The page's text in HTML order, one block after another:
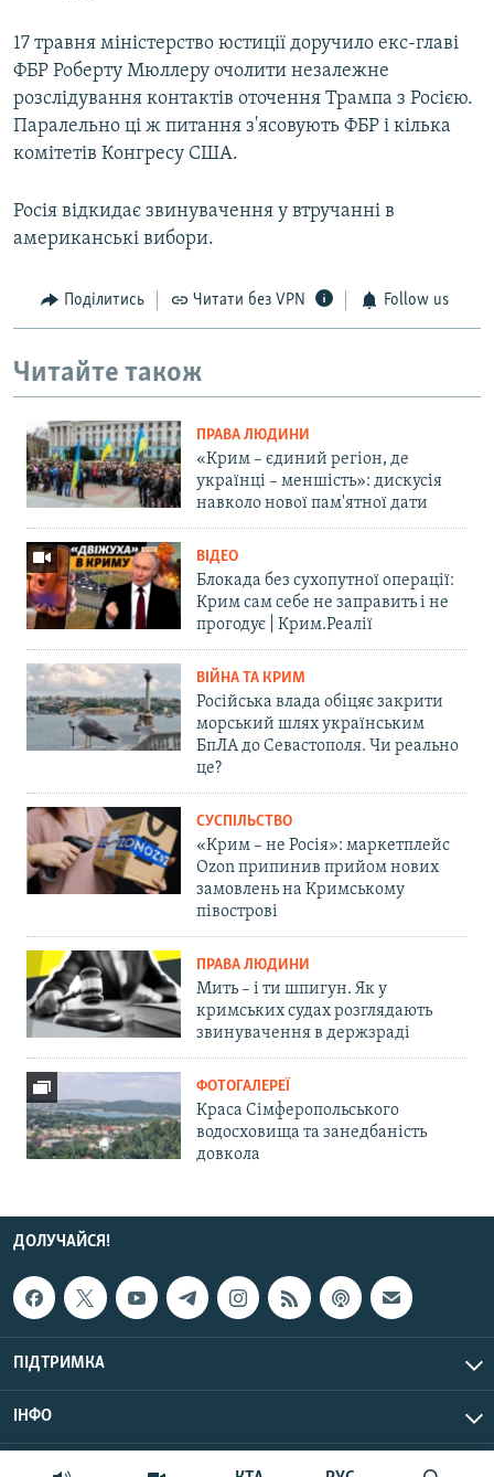
17 травня міністерство юстиції доручило екс-главі
ФБР Роберту Мюллеру очолити незалежне
розслідування контактів оточення Трампа з Росією.
Паралельно ці ж питання з'ясовують ФБР і кілька
комітетів Конгресу США.
Росія відкидає звинувачення у втручанні в
американські вибори.
Поділитись Читати без VPN Follow us
Читайте також
ПРАВА ЛЮДИНИ
«Крим – єдиний регіон, де
українці – меншість»: дискусія
навколо нової пам'ятної дати
ВІДЕО
Блокада без сухопутної операції:
Крим сам себе не заправить і не
прогодує | Крим.Реалії
ВІЙНА ТА КРИМ
Російська влада обіцяє закрити
морський шлях українським
БпЛА до Севастополя. Чи реально
це?
СУСПІЛЬСТВО
«Крим – не Росія»: маркетплейс
Ozon припинив прийом нових
замовлень на Кримському
півострові
ПРАВА ЛЮДИНИ
Мить – і ти шпигун. Як у
кримських судах розглядають
звинувачення в держзраді
ФОТОГАЛЕРЕЇ
Краса Сімферопольського
водосховища та занедбаність
довкола
ДОЛУЧАЙСЯ!
ПІДТРИМКА
ІНФО